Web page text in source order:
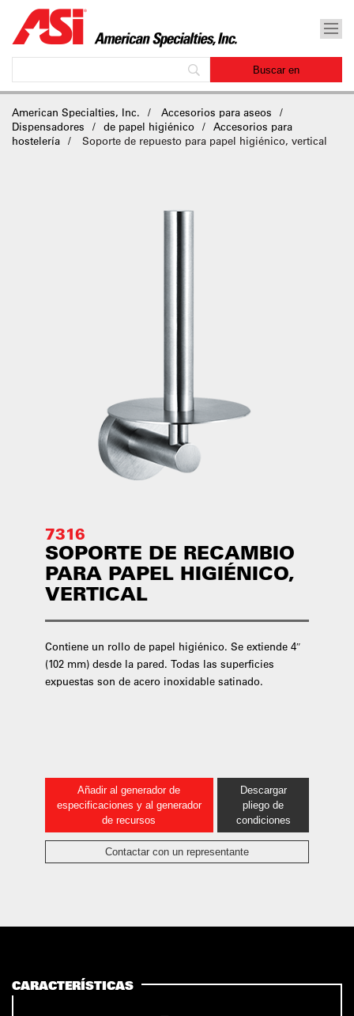
American Specialties, Inc.
Accesorios para aseos
Dispensadores
de papel higiénico
Accesorios para
hostelería
Soporte de repuesto para papel higiénico, vertical
7316
SOPORTE DE RECAMBIO
PARA PAPEL HIGIÉNICO,
VERTICAL
Contiene un rollo de papel higiénico. Se extiende 4″
(102 mm) desde la pared. Todas las superficies
expuestas son de acero inoxidable satinado.
Añadir al generador de
especificaciones y al generador
de recursos
Descargar
pliego de
condiciones
Contactar con un representante
CARACTERÍSTICAS